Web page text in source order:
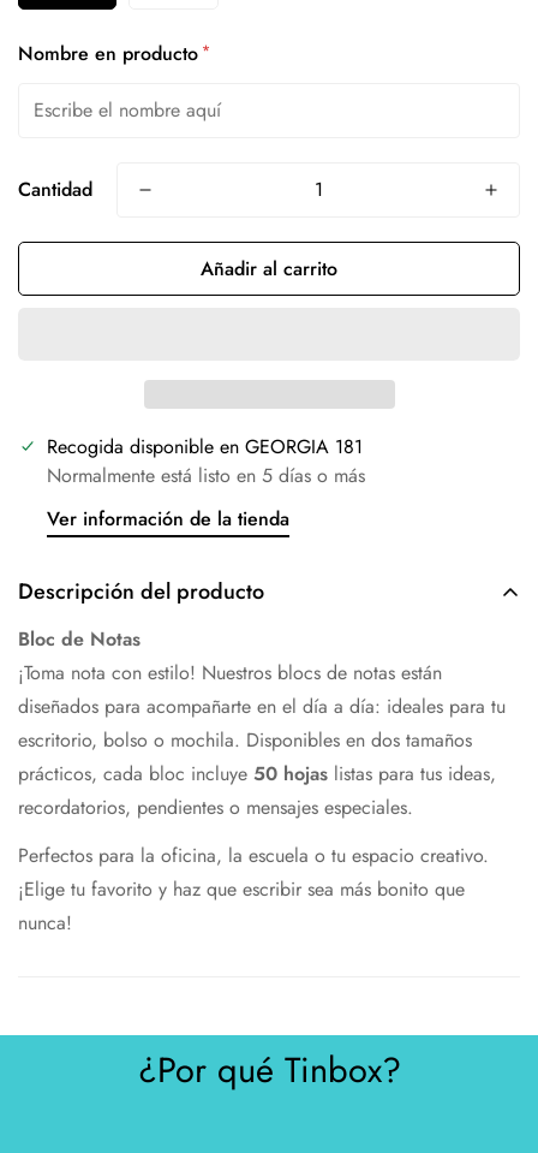
Nombre en producto *
Cantidad
Añadir al carrito
Recogida disponible en GEORGIA 181
Normalmente está listo en 5 días o más
Ver información de la tienda
Descripción del producto
Bloc de Notas
¡Toma nota con estilo! Nuestros blocs de notas están
diseñados para acompañarte en el día a día: ideales para tu
escritorio, bolso o mochila. Disponibles en dos tamaños
prácticos, cada bloc incluye 50 hojas listas para tus ideas,
recordatorios, pendientes o mensajes especiales.
Perfectos para la oficina, la escuela o tu espacio creativo.
¡Elige tu favorito y haz que escribir sea más bonito que
nunca!
¿Por qué Tinbox?